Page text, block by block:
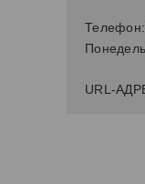
Телефон:
URL-